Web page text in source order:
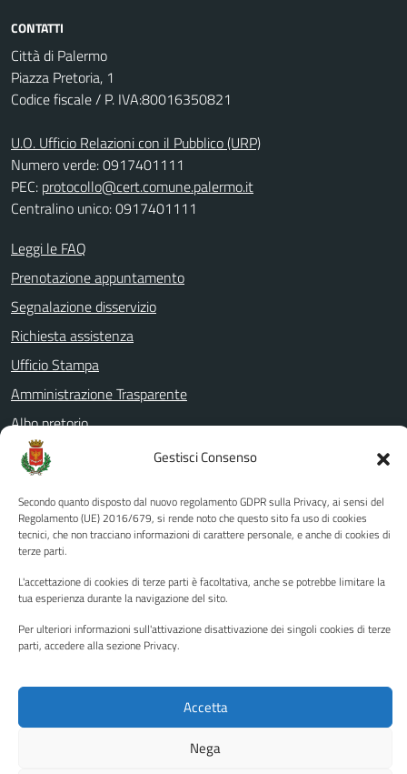
Gestisci Consenso
Secondo quanto disposto dal nuovo regolamento GDPR sulla Privacy, ai sensi del
Regolamento (UE) 2016/679, si rende noto che questo sito fa uso di cookies
tecnici, che non tracciano informazioni di carattere personale, e anche di cookies di
terze parti.
L'accettazione di cookies di terze parti è facoltativa, anche se potrebbe limitare la
tua esperienza durante la navigazione del sito.
Per ulteriori informazioni sull'attivazione disattivazione dei singoli cookies di terze
parti, accedere alla sezione Privacy.
Accetta
Nega
CONTATTI
Città di Palermo
Piazza Pretoria, 1
Codice fiscale / P. IVA:80016350821
U.O. Ufficio Relazioni con il Pubblico (URP)
Numero verde: 0917401111
PEC: protocollo@cert.comune.palermo.it
Centralino unico: 0917401111
Leggi le FAQ
Prenotazione appuntamento
Segnalazione disservizio
Richiesta assistenza
Ufficio Stampa
Amministrazione Trasparente
Albo pretorio
Informativa privacy
Note legali
Dichiarazione di accessibilità
Piano di miglioramento del sito
SEGUICI SU
FacebookYouTubeTwitter
Mappa del sito
Copyright © 2026 - Città di Palermo •